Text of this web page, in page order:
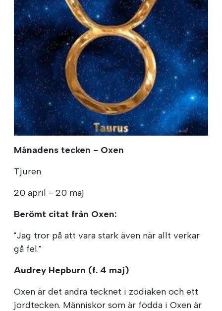
Månadens tecken - Oxen
Tjuren
20 april - 20 maj
Berömt citat från Oxen:
"Jag tror på att vara stark även när allt verkar
gå fel."
Audrey Hepburn (f. 4 maj)
Oxen är det andra tecknet i zodiaken och ett
jordtecken. Människor som är födda i Oxen är